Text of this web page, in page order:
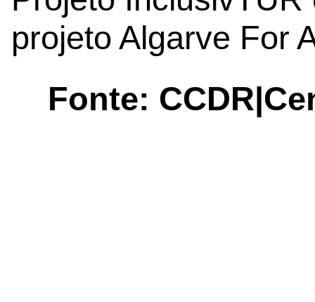
projeto Algarve For
Fonte: